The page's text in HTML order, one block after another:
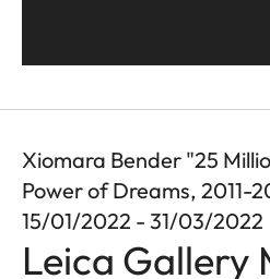
Xiomara Bender "25
Power of Dreams, 2011-
15/01/2022 - 31/03/2022
Leica Gallery